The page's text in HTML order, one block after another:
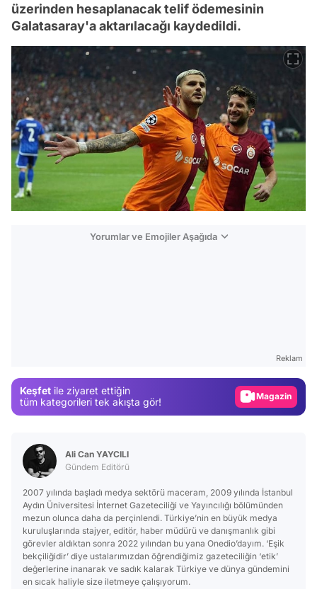
üzerinden hesaplanacak telif ödemesinin
Galatasaray'a aktarılacağı kaydedildi.
Yorumlar ve Emojiler Aşağıda
Reklam
Keşfet ile ziyaret ettiğin
tüm kategorileri tek akışta gör!
Magazin
Ali Can YAYCILI
Gündem Editörü
2007 yılında başladı medya sektörü maceram, 2009 yılında İstanbul
Aydın Üniversitesi İnternet Gazeteciliği ve Yayıncılığı bölümünden
mezun olunca daha da perçinlendi. Türkiye’nin en büyük medya
kuruluşlarında stajyer, editör, haber müdürü ve danışmanlık gibi
görevler aldıktan sonra 2022 yılından bu yana Onedio’dayım. ‘Eşik
bekçiliğidir’ diye ustalarımızdan öğrendiğimiz gazeteciliğin ‘etik’
değerlerine inanarak ve sadık kalarak Türkiye ve dünya gündemini
en sıcak haliyle size iletmeye çalışıyorum.